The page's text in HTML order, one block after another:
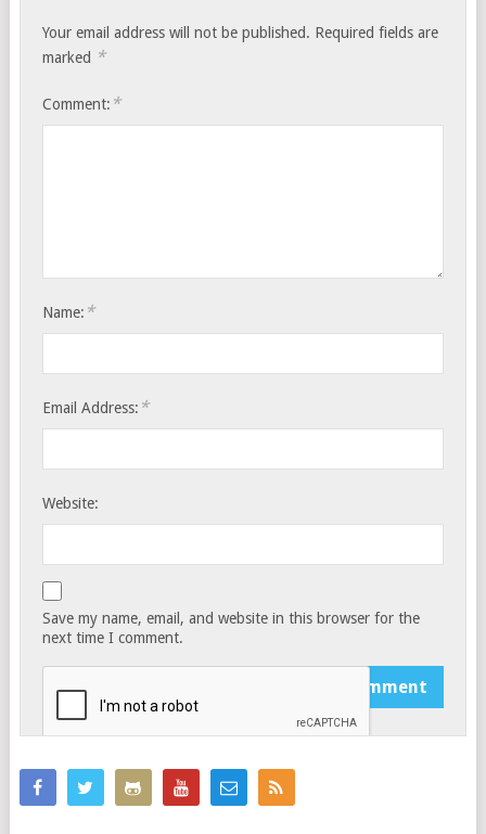
Your email address will not be published. Required fields are
marked *
Comment: *
Name: *
Email Address: *
Website:
Save my name, email, and website in this browser for the
next time I comment.